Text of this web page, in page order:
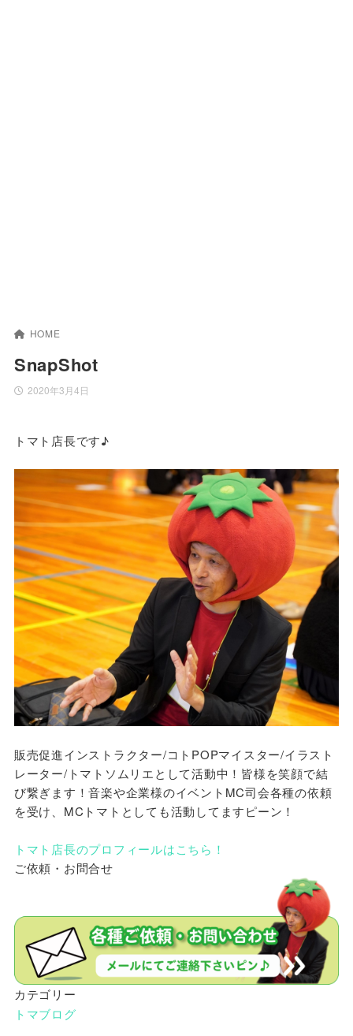
HOME
SnapShot
2020年3月4日
トマト店長です♪
販売促進インストラクター/コトPOPマイスター/イラスト
レーター/トマトソムリエとして活動中！皆様を笑顔で結
び繋ぎます！音楽や企業様のイベントMC司会各種の依頼
を受け、MCトマトとしても活動してますピーン！
トマト店長のプロフィールはこちら！
ご依頼・お問合せ
カテゴリー
トマブログ